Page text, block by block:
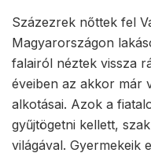
Százezrek nőttek fel
Magyarországon
falairól néztek vissza
éveiben az akkor már
alkotásai. Azok a
gyűjtögetni kellett,
világával. Gyermekeik